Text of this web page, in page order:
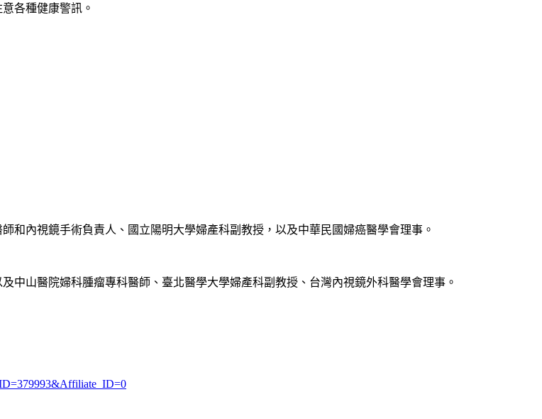
各種健康警訊。
和內視鏡手術負責人、國立陽明大學婦產科副教授，以及中華民國婦癌醫學會理事。
中山醫院婦科腫瘤專科醫師、臺北醫學大學婦產科副教授、台灣內視鏡外科醫學會理事。